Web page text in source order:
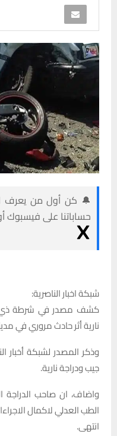
🔔 كن أول من يعرف
حساباتنا على
شبكة اخبار الناصرية:
كشف مصدر في شرطة ذي
نارية أثر حادث مروري في
وذكر المصدر لشبكة أخبار
جيب ودراجة نارية.
واضاف، ان صاحب الدراجة
الطب العدلي لاكمال
انتهى.